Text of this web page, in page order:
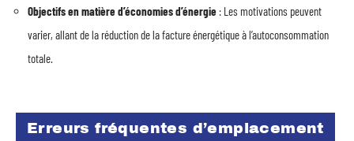
Objectifs en matière d’économies d’énergie : Les motivations peuvent
varier, allant de la réduction de la facture énergétique à l’autoconsommation
totale.
Erreurs fréquentes d’emplacement